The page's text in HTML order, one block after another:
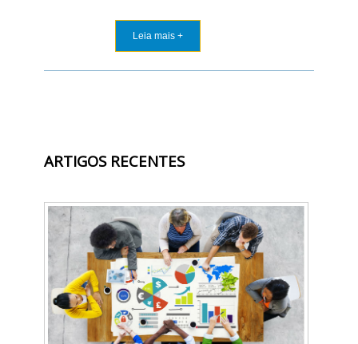
Leia mais +
ARTIGOS RECENTES